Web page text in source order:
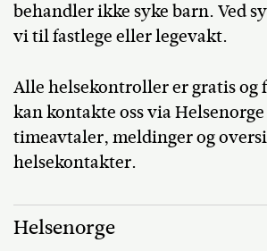
behandler ikke syke barn. Ved
vi til fastlege eller legevakt.
Alle helsekontroller er gratis
kan kontakte oss via
timeavtaler, meldinger og
helsekontakter.
Helsenorge